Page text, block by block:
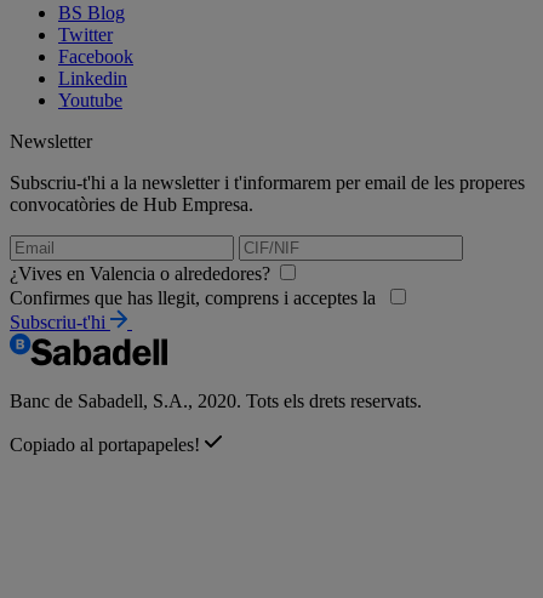
BS Blog
Twitter
Facebook
Linkedin
Youtube
Newsletter
Subscriu-t'hi a la newsletter i t'informarem per email de les properes
convocatòries de Hub Empresa.
¿Vives en Valencia o alrededores?
Confirmes que has llegit, comprens i acceptes la
Subscriu-t'hi
Banc de Sabadell, S.A., 2020. Tots els drets reservats.
Copiado al portapapeles!